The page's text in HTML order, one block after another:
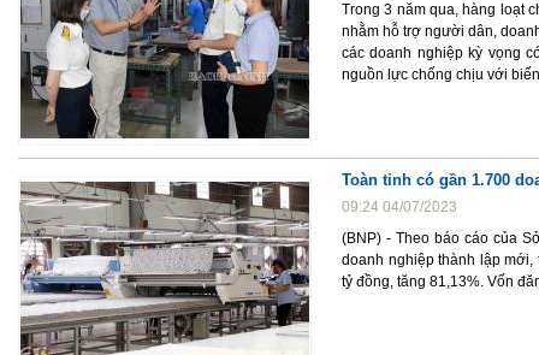
Trong 3 năm qua, hàng loạt
nhằm hỗ trợ người dân,
các doanh nghiệp kỳ vọng
nguồn lực chống chịu với
Toàn tỉnh có gần 1.700
09:24 04/07/2023
(BNP) - Theo báo cáo của
doanh nghiệp thành lập
tỷ đồng, tăng 81,13%. Vốn